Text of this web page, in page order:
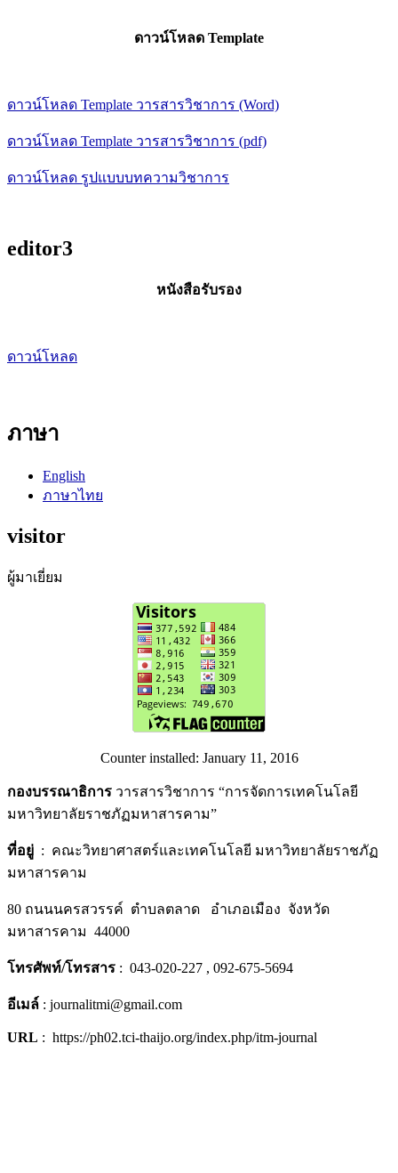
ดาวน์โหลด Template
ดาวน์โหลด Template วารสารวิชาการ (Word)
ดาวน์โหลด Template วารสารวิชาการ (pdf)
ดาวน์โหลด รูปแบบบทความวิชาการ
editor3
หนังสือรับรอง
ดาวน์โหลด
ภาษา
English
ภาษาไทย
visitor
ผู้มาเยี่ยม
Counter installed: January 11, 2016
กองบรรณาธิการ วารสารวิชาการ “การจัดการเทคโนโลยี
มหาวิทยาลัยราชภัฏมหาสารคาม”
ที่อยู่ : คณะวิทยาศาสตร์และเทคโนโลยี มหาวิทยาลัยราชภัฏ
มหาสารคาม
80 ถนนนครสวรรค์ ตำบลตลาด อำเภอเมือง จังหวัด
มหาสารคาม 44000
โทรศัพท์/โทรสาร : 043-020-227 , 092-675-5694
อีเมล์ : journalitmi@gmail.com
URL : https://ph02.tci-thaijo.org/index.php/itm-journal